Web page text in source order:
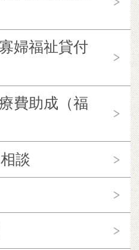
婦福祉貸付
費助成（福
談